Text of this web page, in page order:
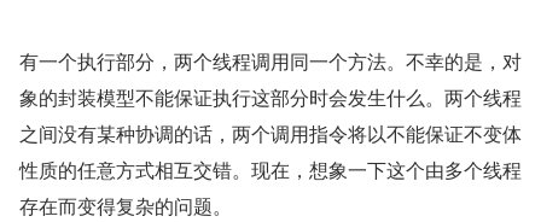
有一个执行部分，两个线程调用同一个方法。不幸的是，对
象的封装模型不能保证执行这部分时会发生什么。两个线程
之间没有某种协调的话，两个调用指令将以不能保证不变体
性质的任意方式相互交错。现在，想象一下这个由多个线程
存在而变得复杂的问题。